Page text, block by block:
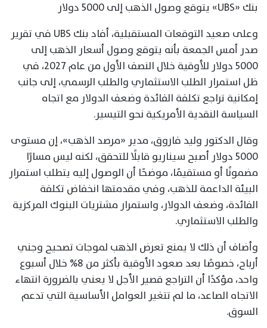
بنك «UBS» يتوقع وصول الذهب إلى 5000 دولار
وعلى صعيد التوقعات المستقبلية، أفاد بنك UBS في تقرير
صدر أمس الجمعة بأنه يتوقع وصول أسعار الذهب إلى
5000 دولار للأوقية خلال النصف الأول من عام 2027، في
ظل استمرار الطلب الاستثماري والطلب الرسمي، إلى جانب
إمكانية تراجع تكلفة الفائدة وضعف الدولار مع اتجاه
السياسة النقدية الأمريكية نحو التيسير.
وقال الدكتور وليد فاروق، مدير «مرصد الذهب»، إن مستوى
5000 دولار أصبح سيناريو قابلًا للتحقق، لكنه ليس مسارًا
مضمونًا أو مستقيمًا، موضحًا أن الوصول إليه يتطلب استمرار
البيئة الداعمة للذهب، وفي مقدمتها انخفاض تكلفة
الفائدة، وضعف الدولار، واستمرار مشتريات البنوك المركزية
والطلب الاستثماري.
وأضاف أن ذلك لا يمنع تعرض الذهب لموجات تصحيح وجني
أرباح، خصوصًا بعد صعود الأوقية بأكثر من 8% خلال أسبوع
واحد، مؤكدًا أن التراجع قصير الأجل لا يعني بالضرورة انتهاء
الاتجاه الصاعد، ما لم تتغير العوامل الأساسية التي تدعم
السوق.